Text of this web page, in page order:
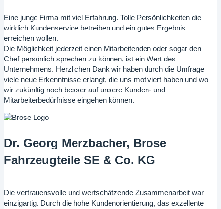
Eine junge Firma mit viel Erfahrung. Tolle Persönlichkeiten die
wirklich Kundenservice betreiben und ein gutes Ergebnis
erreichen wollen.
Die Möglichkeit jederzeit einen Mitarbeitenden oder sogar den
Chef persönlich sprechen zu können, ist ein Wert des
Unternehmens. Herzlichen Dank wir haben durch die Umfrage
viele neue Erkenntnisse erlangt, die uns motiviert haben und wo
wir zukünftig noch besser auf unsere Kunden- und
Mitarbeiterbedürfnisse eingehen können.
Dr. Georg Merzbacher, Brose
Fahrzeugteile SE & Co. KG
Die vertrauensvolle und wertschätzende Zusammenarbeit war
einzigartig. Durch die hohe Kundenorientierung, das exzellente